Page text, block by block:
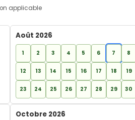
applicable
Août 2026
1 2 3 4 5 6 7 8
12 13 14 15 16 17 18 19
23 24 25 26 27 28 29 30
Octobre 2026